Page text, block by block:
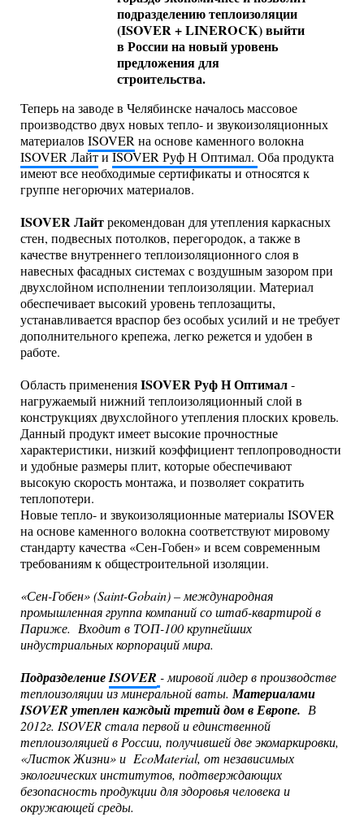
подразделению теплоизоляции
(ISOVER + LINEROCK) выйти
в России на новый уровень
предложения для
строительства.
Теперь на заводе в Челябинске началось массовое
производство двух новых тепло- и звукоизоляционных
материалов ISOVERна основе каменного волокна
ISOVER ЛайтиISOVER Руф Н Оптимал. Оба продукта
имеют все необходимые сертификаты и относятся к
группе негорючих материалов.
ISOVER Лайтрекомендован для утепления каркасных
стен, подвесных потолков, перегородок, а также в
качестве внутреннего теплоизоляционного слоя в
навесных фасадных системах с воздушным зазором при
двухслойном исполнении теплоизоляции. Материал
обеспечивает высокий уровень теплозащиты,
устанавливается враспор без особых усилий и не требует
дополнительного крепежа, легко режется и удобен в
работе.
Область примененияISOVER Руф Н Оптимал-
нагружаемый нижний теплоизоляционный слой в
конструкциях двухслойного утепления плоских кровель.
Данный продукт имеет высокие прочностные
характеристики, низкий коэффициент теплопроводности
и удобные размеры плит, которые обеспечивают
высокую скорость монтажа, и позволяет сократить
теплопотери.
Новые тепло- и звукоизоляционные материалы ISOVER
на основе каменного волокна соответствуют мировому
стандарту качества «Сен-Гобен» и всем современным
требованиям к общестроительной изоляции.
«Сен-Гобен» (Saint-Gobain) – международная
промышленная группа компаний со штаб-квартирой в
Париже. Входит в ТОП-100 крупнейших
индустриальных корпораций мира.
ПодразделениеISOVER - мировой лидер в производстве
теплоизоляции из минеральной ваты. Материалами
ISOVER утеплен каждый третий дом в Европе. В
2012г. ISOVER стала первой и единственной
теплоизоляцией в России, получившей две экомаркировки,
«Листок Жизни» и EcoMaterial, от независимых
экологических институтов, подтверждающих
безопасность продукции для здоровья человека и
окружающей среды.